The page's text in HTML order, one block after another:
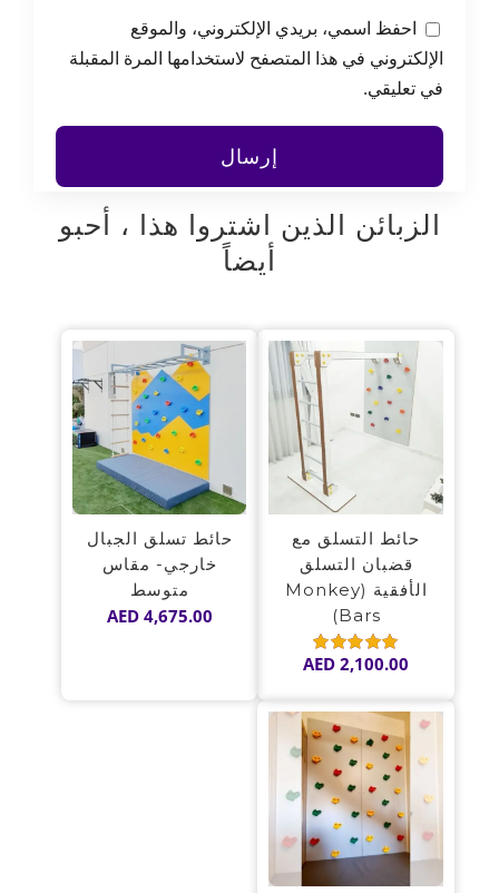
احفظ اسمي، بريدي الإلكتروني، والموقع
الإلكتروني في هذا المتصفح لاستخدامها المرة المقبلة
في تعليقي.
الزبائن الذين اشتروا هذا ، أحبو
أيضاً
حائط التسلق مع
قضبان التسلق
الأفقية (Monkey
Bars)
تم
AED 2,100.00
حائط تسلق الجبال
خارجي- مقاس
متوسط
AED4,675.00